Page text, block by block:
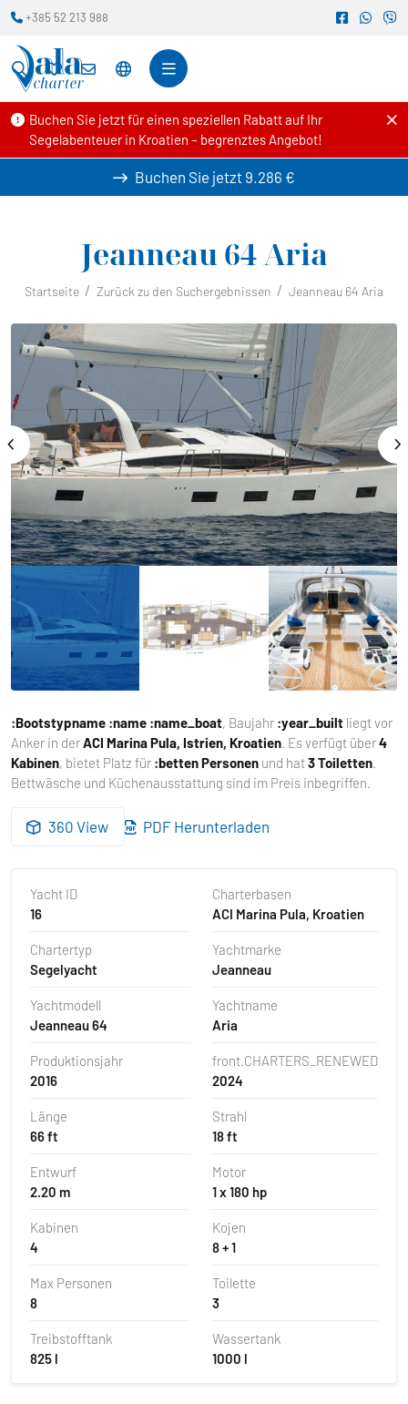
Buchen Sie jetzt für einen speziellen Rabatt auf Ihr
Segelabenteuer in Kroatien – begrenztes Angebot!
+385 52 213 988
Buchen Sie jetzt 9.286 €
Jeanneau 64Aria
Startseite Zurück zu den Suchergebnissen Jeanneau 64 Aria
:Bootstypname :name :name_boat, Baujahr :year_built liegt vor
Anker in derACI Marina Pula, Istrien, Kroatien. Es verfügt über4
Kabinen, bietet Platz für :betten Personen und hat3 Toiletten.
Bettwäsche und Küchenausstattung sind im Preis inbegriffen.
360 View PDF Herunterladen
Yacht ID
16
Charterbasen
ACI Marina Pula, Kroatien
Chartertyp
Segelyacht
Yachtmarke
Jeanneau
Yachtmodell
Jeanneau 64
Yachtname
Aria
Produktionsjahr
2016
front.CHARTERS_RENEWED
2024
Länge
66 ft
Strahl
18 ft
Entwurf
2.20 m
Motor
1 x 180 hp
Kabinen
4
Kojen
8 + 1
Max Personen
8
Toilette
3
Treibstofftank
825 l
Wassertank
1000 l